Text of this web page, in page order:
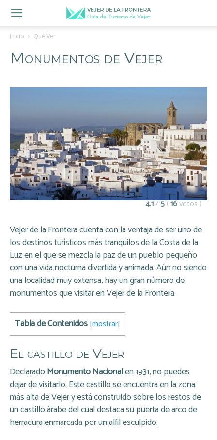
Inicio Qué Ver
Monumentos de Vejer
4.1/5(16votos)
Vejer de la Frontera cuenta con la ventaja de ser uno de
los destinos turísticos más tranquilos de la Costa de la
Luz en el que se mezcla la paz de un pueblo pequeño
con una vida nocturna divertida y animada. Aún no siendo
una localidad muy extensa, hay un gran número de
monumentos que visitar en Vejer de la Frontera.
Tabla de Contenidos[mostrar]
El castillo de Vejer
Declarado Monumento Nacionalen 1931, no puedes
dejar de visitarlo. Este castillo se encuentra en la zona
más alta de Vejer y está construido sobre los restos de
un castillo árabe del cual destaca su puerta de arco de
herradura enmarcada por un alfil esculpido.